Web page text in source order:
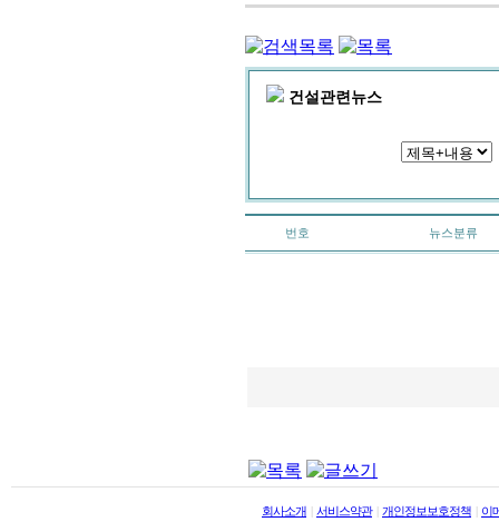
건설관련뉴스
번호 뉴스분류
회사소개 서비스약관 개인정보보호정책
이